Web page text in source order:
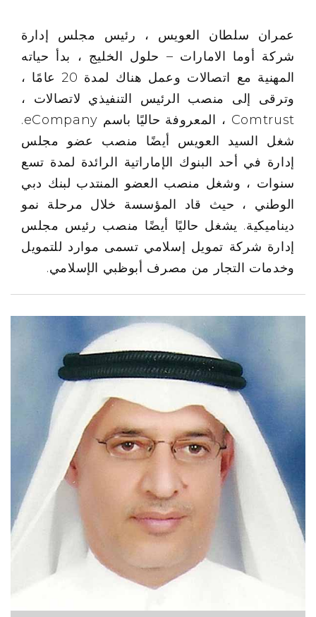
عمران سلطان العويس ، رئيس مجلس إدارة
شركة أوما الامارات – حلول الخليج ، بدأ حياته
المهنية مع اتصالات وعمل هناك لمدة 20 عامًا ،
وترقى إلى منصب الرئيس التنفيذي لاتصالات ،
Comtrust ، المعروفة حاليًا باسم eCompany.
شغل السيد العويس أيضًا منصب عضو مجلس
إدارة في أحد البنوك الإماراتية الرائدة لمدة تسع
سنوات ، وشغل منصب العضو المنتدب لبنك دبي
الوطني ، حيث قاد المؤسسة خلال مرحلة نمو
ديناميكية. يشغل حاليًا أيضًا منصب رئيس مجلس
إدارة شركة تمويل إسلامي تسمى موارد للتمويل
وخدمات التجار من مصرف أبوظبي الإسلامي.